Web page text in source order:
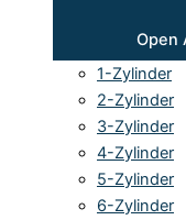
Open
1-Zylinder
2-Zylinder
3-Zylinder
4-Zylinder
5-Zylinder
6-Zylinder